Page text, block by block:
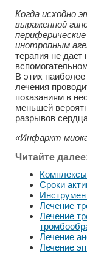
Когда исходно
выраженной
инотропным
терапия не
В этих
лечения
показаниям в
меньшей
разрывов
«Инфаркт
Читайте
Сроки
Лечение
Лечение
Лечение
Лечение